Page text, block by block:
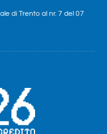
di Trento al nr. 7 del 07